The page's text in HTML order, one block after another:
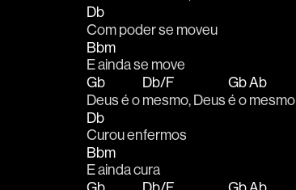
Db
Com poder se moveu
Bbm
E ainda se move
Gb
Deus é o
Db/F
mesmo, Deus
Gb
é o
Ab
mesmo
Db
Curou enfermos
Bbm
E ainda cura